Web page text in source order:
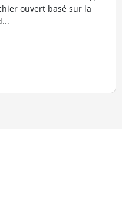
ouvert basé sur la